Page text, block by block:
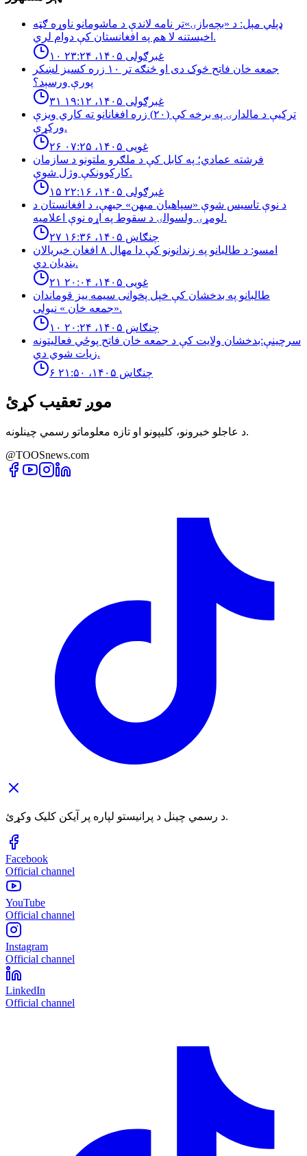
ډېلي مېل: د «بچه‌بازۍ»تر نامه لاندې د ماشومانو ناوړه ګټه
اخیستنه لا هم په افغانستان کې دوام لري.
۱۰ غبرګولی ۱۴۰۵، ۲۳:۲۴
جمعه خان فاتح څوک دی او څنګه تر ۱۰ زره کسیز لښکر
پورې ورسېد؟
۳۱ غبرګولی ۱۴۰۵، ۱۹:۱۲
تركيې د مالدارۍ په برخه كې (٢٠) زره افغانانو ته كاري ويزې
وركړې.
۲۶ غویی ۱۴۰۵، ۰۷:۲۵
فرشته عمادي؛ په کابل کې د ملګرو ملتونو د سازمان
کارکوونکې وژل شوې.
۱۵ غبرګولی ۱۴۰۵، ۲۲:۱۶
د نوې تاسیس شوې «سپاهیان میهن» جبهې، د افغانستان د
لومړۍ ولسوالۍ د سقوط په اړه نوې اعلامیه.
۲۷ چنګاښ ۱۴۰۵، ۱۶:۳۶
امسو: د طالبانو په زندانونو كې دا مهال ٨ افغان خبريالان
بنديان دي.
۲۱ غویی ۱۴۰۵، ۲۰:۰۴
طالبانو په بدخشان كې خپل پخوانى سيمه ييز قوماندان
«جمعه خان » نيولى.
۱۰ چنګاښ ۱۴۰۵، ۲۰:۲۴
سرچینې:بدخشان ولایت کې د جمعه خان فاتح پوځي فعالیتونه
زیات شوي دي.
۶ چنګاښ ۱۴۰۵، ۲۱:۵۰
موږ تعقیب کړئ
د عاجلو خبرونو، کلیپونو او تازه معلوماتو رسمي چینلونه.
@TOOSnews.com
د رسمي چینل د پرانیستو لپاره پر آیکن کلیک وکړئ.
Facebook
Official channel
YouTube
Official channel
Instagram
Official channel
LinkedIn
Official channel